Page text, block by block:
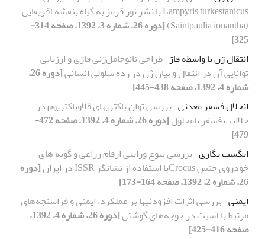
Lampyris turkestanicus با نشر نور قرمز به گیاه بنفشه آفریقایی
(Saintpaulia ionantha)
[دوره 26، شماره 3، 1392، صفحه 314-
325]
انتقال ژن با واسطه فاژ طراحی نانوحامل‌ژنی فاژی و ارزیابی
توانایی آن در انتقال و بیان ژن در رده سلولی انسانی
[دوره 26،
شماره 4، 1392، صفحه 438-445]
انحلال فسفر معدنی بررسی توان باکتریهای فلاوباکتریوم در
حلالیت فسفر نامحلول
[دوره 26، شماره 4، 1392، صفحه 472-
479]
انگشت نگاری بررسی تنوع وراثتی ارقام زراعی و گونه های
خودروی جنس Crocusبا استفاده از نشانگر ISSR در ایران
[دوره
26، شماره 2، 1392، صفحه 164-173]
ایمنی بررسی اثرات افزودنیها بر عملکرد، ایمنی و فراسنجه‌های
مرتبط با آسیت در جوجه‌های گوشتی
[دوره 26، شماره 4، 1392،
صفحه 416-425]